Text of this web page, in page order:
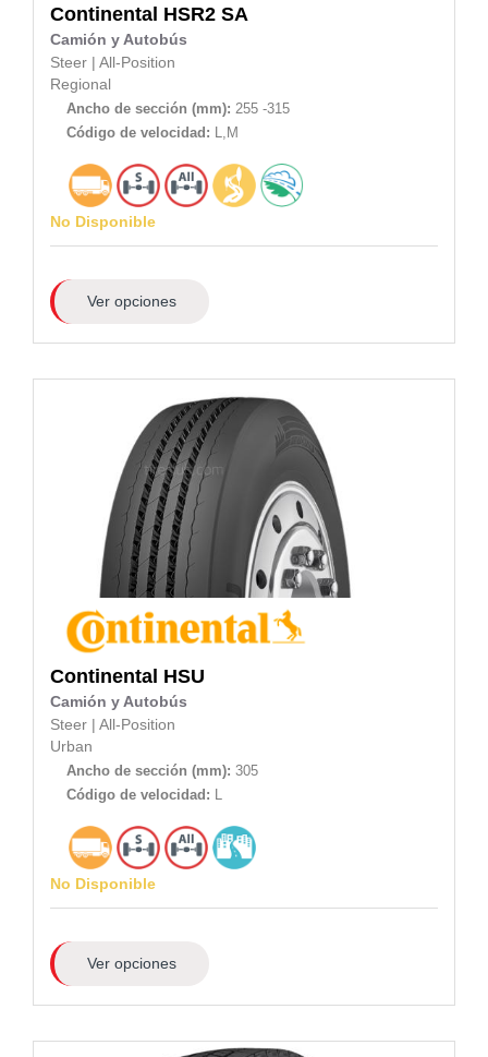
Continental HSR2 SA
Camión y Autobús
Steer
All-Position
Regional
Ancho de sección (mm): 255 -315
Código de velocidad: L,M
No Disponible
Ver opciones
Continental HSU
Camión y Autobús
Steer
All-Position
Urban
Ancho de sección (mm): 305
Código de velocidad: L
No Disponible
Ver opciones